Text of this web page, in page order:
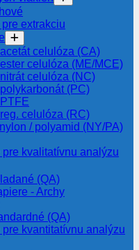
extrakciu
celulóza (CA)
celulóza (ME/MCE)
celulóza (NC)
(PC)
celulóza (RC)
/ polyamid (NY/PA)
kvalitatívnu analýzu
(QA)
- Archy
(QA)
kvantitatívnu analýzu